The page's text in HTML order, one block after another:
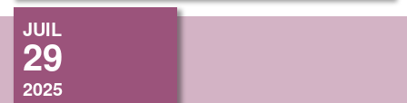
JUIL
29
2025